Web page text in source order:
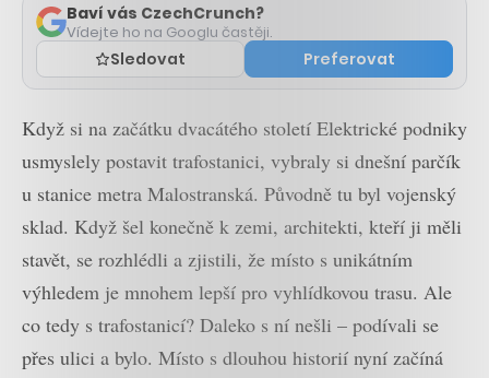
Baví vás CzechCrunch?
Vídejte ho na Googlu častěji.
Sledovat Preferovat
Když si na začátku dvacátého století Elektrické podniky
usmyslely postavit trafostanici, vybraly si dnešní parčík
u stanice metra Malostranská. Původně tu byl vojenský
sklad. Když šel konečně k zemi, architekti, kteří ji měli
stavět, se rozhlédli a zjistili, že místo s unikátním
výhledem je mnohem lepší pro vyhlídkovou trasu. Ale
co tedy s trafostanicí? Daleko s ní nešli – podívali se
přes ulici a bylo. Místo s dlouhou historií nyní začíná